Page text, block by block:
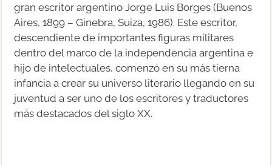
gran escritor argentino Jorge Luis Borges (Buenos
Aires, 1899 – Ginebra, Suiza, 1986). Este escritor,
descendiente de importantes figuras militares
dentro del marco de la independencia argentina e
hijo de intelectuales, comenzó en su más tierna
infancia a crear su universo literario llegando en su
juventud a ser uno de los escritores y traductores
más destacados del siglo XX.